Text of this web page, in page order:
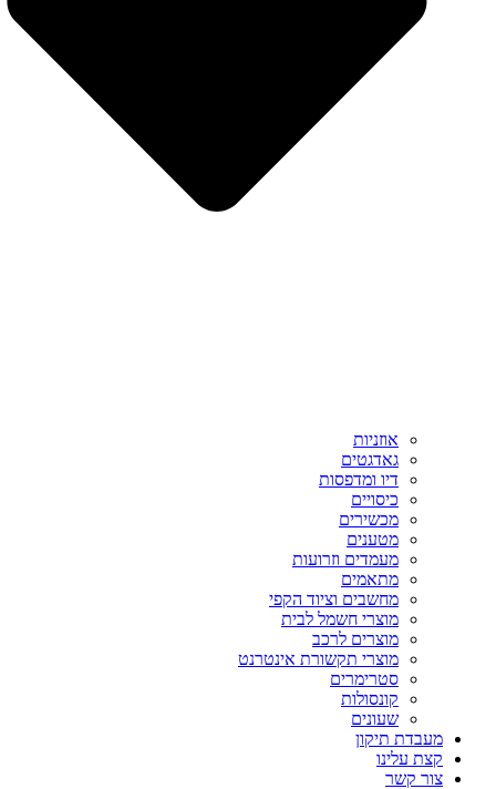
אוזניות
גאדגטים
דיו ומדפסות
כיסויים
מכשירים
מטענים
מעמדים וזרועות
מתאמים
מחשבים וציוד הקפי
מוצרי חשמל לבית
מוצרים לרכב
מוצרי תקשורת אינטרנט
סטרימרים
קונסולות
שעונים
מעבדת תיקון
קצת עלינו
צור קשר